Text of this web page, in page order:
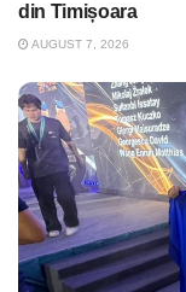
din Timișoara
AUGUST 7, 2026